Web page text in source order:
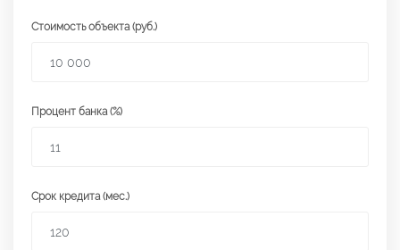
Стоимость объекта (руб.)
Процент банка (%)
Срок кредита (мес.)